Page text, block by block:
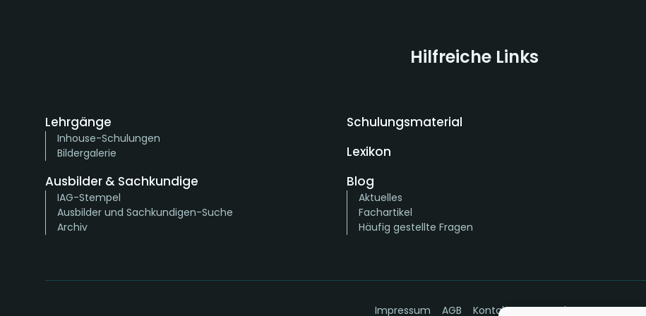
Hilfreiche Links
Lehrgänge
Inhouse-Schulungen
Bildergalerie
Ausbilder & Sachkundige
IAG-Stempel
Ausbilder und Sachkundigen-Suche
Archiv
Schulungsmaterial
Lexikon
Blog
Aktuelles
Fachartikel
Häufig gestellte Fragen
Impressum AGB Kontakt Datenschutz